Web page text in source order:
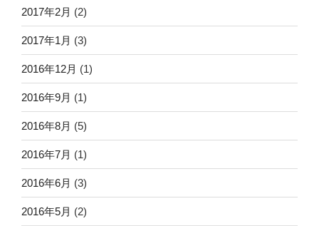
2017年2月 (2)
2017年1月 (3)
2016年12月 (1)
2016年9月 (1)
2016年8月 (5)
2016年7月 (1)
2016年6月 (3)
2016年5月 (2)